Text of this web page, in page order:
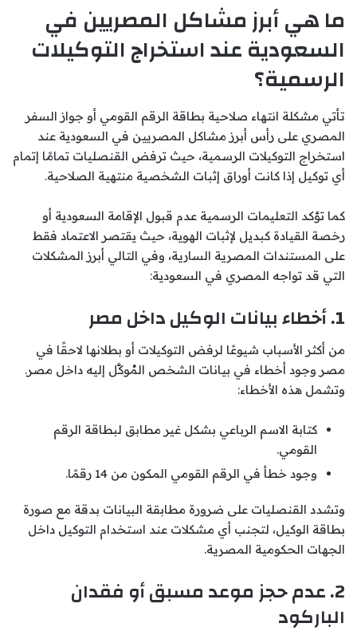
ما هي أبرز مشاكل المصريين في
السعودية عند استخراج التوكيلات
الرسمية؟
تأتي مشكلة انتهاء صلاحية بطاقة الرقم القومي أو جواز السفر
المصري على رأس أبرز مشاكل المصريين في السعودية عند
استخراج التوكيلات الرسمية، حيث ترفض القنصليات تمامًا إتمام
أي توكيل إذا كانت أوراق إثبات الشخصية منتهية الصلاحية.
كما تؤكد التعليمات الرسمية عدم قبول الإقامة السعودية أو
رخصة القيادة كبديل لإثبات الهوية، حيث يقتصر الاعتماد فقط
على المستندات المصرية السارية، وفي التالي أبرز المشكلات
التي قد تواجه المصري في السعودية:
1. أخطاء بيانات الوكيل داخل مصر
من أكثر الأسباب شيوعًا لرفض التوكيلات أو بطلانها لاحقًا في
مصر وجود أخطاء في بيانات الشخص المُوكَّل إليه داخل مصر.
وتشمل هذه الأخطاء:
كتابة الاسم الرباعي بشكل غير مطابق لبطاقة الرقم
القومي.
وجود خطأ في الرقم القومي المكون من 14 رقمًا.
وتشدد القنصليات على ضرورة مطابقة البيانات بدقة مع صورة
بطاقة الوكيل، لتجنب أي مشكلات عند استخدام التوكيل داخل
الجهات الحكومية المصرية.
2. عدم حجز موعد مسبق أو فقدان
الباركود